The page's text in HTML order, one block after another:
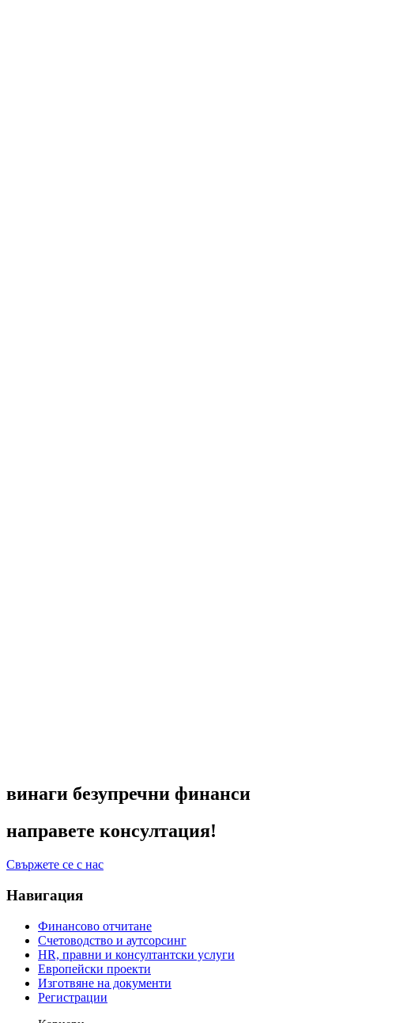
винаги безупречни финанси
направете консултация!
Свържете се с нас
Навигация
Финансово отчитане
Счетоводство и аутсорсинг
HR, правни и консултантски услуги
Европейски проекти
Изготвяне на документи
Регистрации